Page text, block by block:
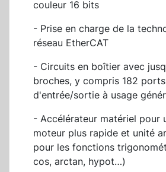
couleur 16 bits
- Prise en charge de la
réseau EtherCAT
- Circuits en boîtier avec
broches, y compris 182 ports
d'entrée/sortie à usage
- Accélérateur matériel pour
moteur plus rapide et unité
pour les fonctions
cos, arctan, hypot…)